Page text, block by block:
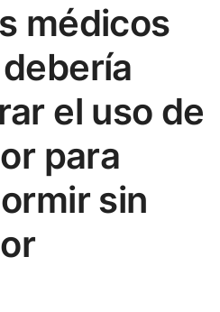
médicos
el uso de
para
sin